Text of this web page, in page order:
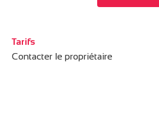
Tarifs
Contacter le propriétaire